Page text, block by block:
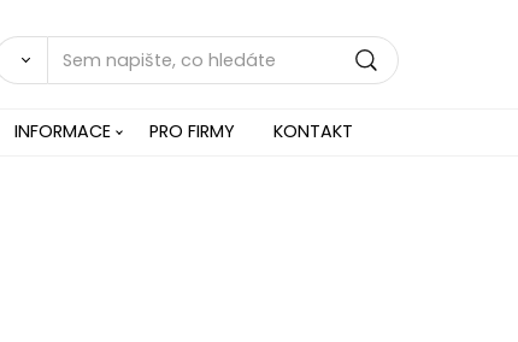
INFORMACE PRO FIRMY KONTAKT